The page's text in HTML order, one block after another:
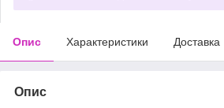
Опис Характеристики Доставка
Опис